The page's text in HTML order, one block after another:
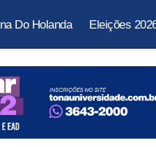
Do Holanda Eleições